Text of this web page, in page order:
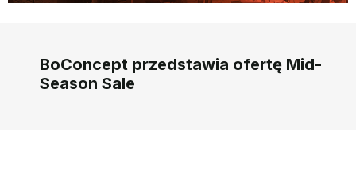
BoConcept przedstawia ofertę Mid-
Season Sale